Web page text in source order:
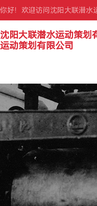
你好！欢迎访问沈阳大联潜水
沈阳大联潜水运动策划
运动策划有限公司